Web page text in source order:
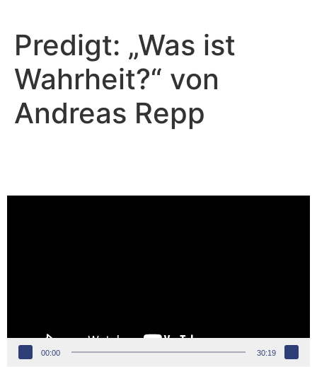
Predigt: „Was ist
Wahrheit?“ von
Andreas Repp
Video-Player
00:00 30:19